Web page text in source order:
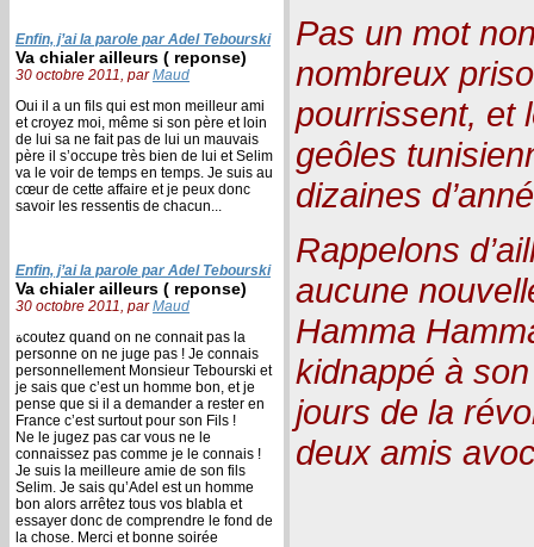
Enfin, j’ai la parole par Adel Tebourski
Va chialer ailleurs ( reponse)
30 octobre 2011, parMaud
Oui il a un fils qui est mon meilleur ami
et croyez moi, même si son père et loin
de lui sa ne fait pas de lui un mauvais
père il s’occupe très bien de lui et Selim
va le voir de temps en temps. Je suis au
cœur de cette affaire et je peux donc
savoir les ressentis de chacun...
Enfin, j’ai la parole par Adel Tebourski
Va chialer ailleurs ( reponse)
30 octobre 2011, parMaud
ةcoutez quand on ne connait pas la
personne on ne juge pas ! Je connais
personnellement Monsieur Tebourski et
je sais que c’est un homme bon, et je
pense que si il a demander a rester en
France c’est surtout pour son Fils !
Ne le jugez pas car vous ne le
connaissez pas comme je le connais !
Je suis la meilleure amie de son fils
Selim. Je sais qu’Adel est un homme
bon alors arrêtez tous vos blabla et
essayer donc de comprendre le fond de
la chose. Merci et bonne soirée
Pas un mot
nombreux
pourrissent, et
geôles
dizaines
Rappelons
aucune
Hamma
kidnappé à
jours de la
deux amis